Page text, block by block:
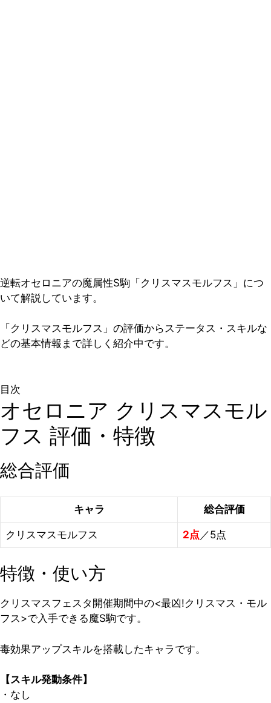
逆転オセロニアの魔属性S駒「クリスマスモルフス」につ
いて解説しています。
「クリスマスモルフス」の評価からステータス・スキルな
どの基本情報まで詳しく紹介中です。
目次
オセロニア クリスマスモル
フス 評価・特徴
総合評価
キャラ 総合評価
クリスマスモルフス 2点 ／5点
特徴・使い方
クリスマスフェスタ開催期間中の<最凶!クリスマス・モル
フス>で入手できる魔S駒です。
毒効果アップスキルを搭載したキャラです。
【スキル発動条件】
・なし